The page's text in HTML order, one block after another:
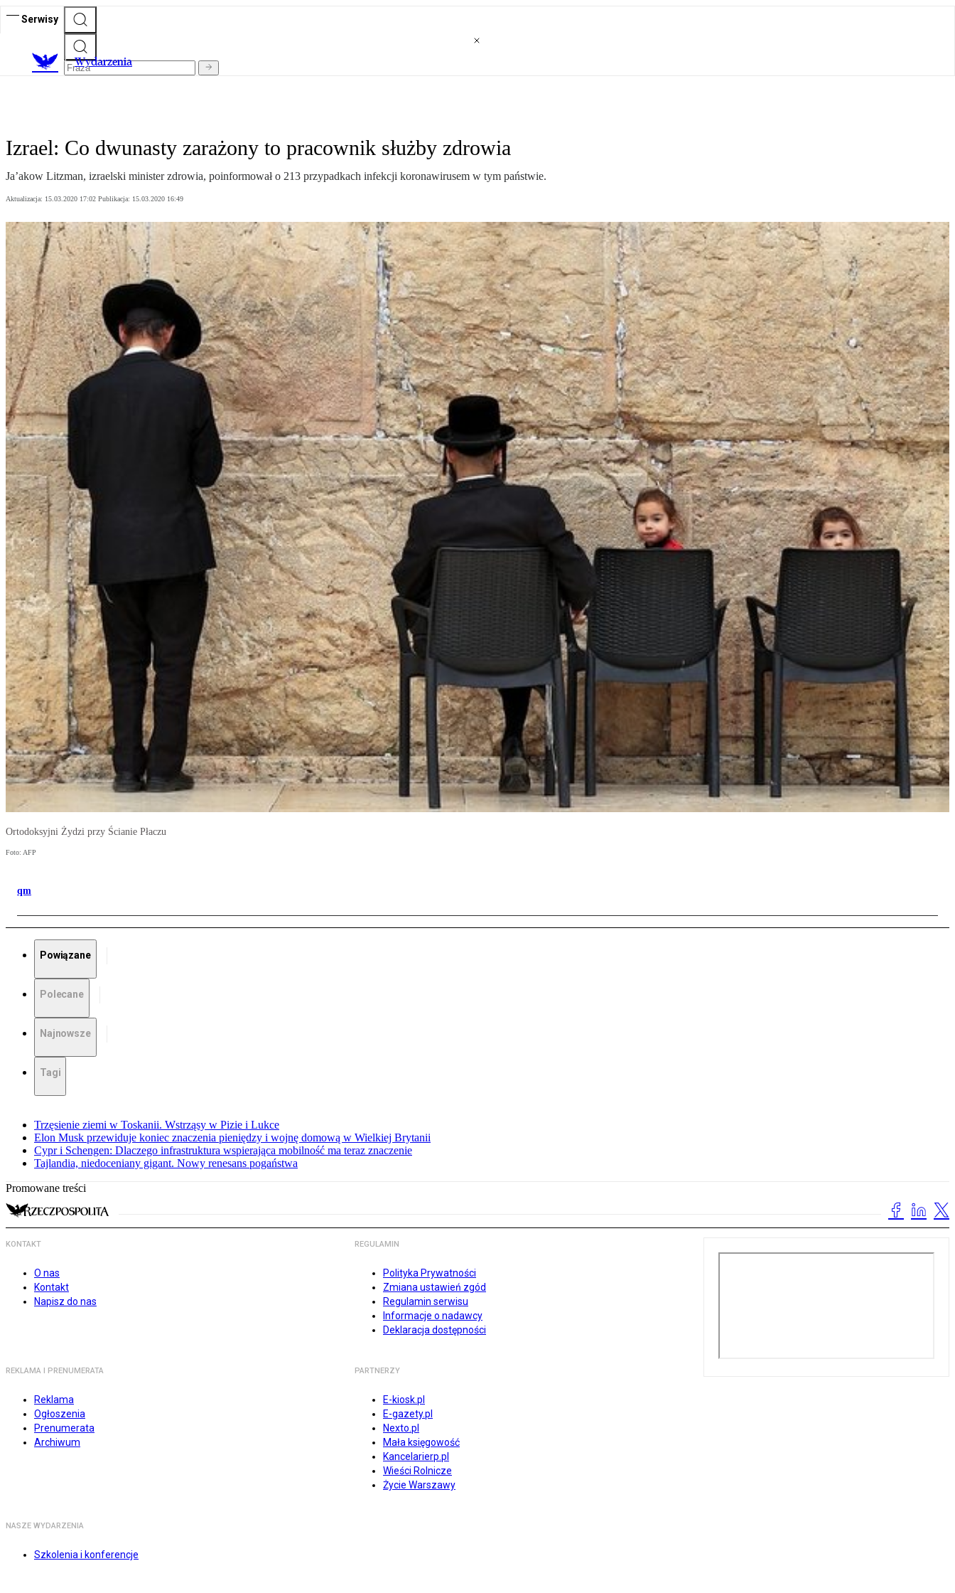
Serwisy
Wydarzenia
Izrael: Co dwunasty zarażony to pracownik służby zdrowia
Ja’akow Litzman, izraelski minister zdrowia, poinformował o 213 przypadkach infekcji koronawirusem w tym państwie.
Aktualizacja: 15.03.2020 17:02 Publikacja: 15.03.2020 16:49
Ortodoksyjni Żydzi przy Ścianie Płaczu
Foto: AFP
qm
Powiązane
Polecane
Najnowsze
Tagi
Trzęsienie ziemi w Toskanii. Wstrząsy w Pizie i Lukce
Elon Musk przewiduje koniec znaczenia pieniędzy i wojnę domową w Wielkiej Brytanii
Cypr i Schengen: Dlaczego infrastruktura wspierająca mobilność ma teraz znaczenie
Tajlandia, niedoceniany gigant. Nowy renesans pogaństwa
Promowane treści
KONTAKT
O nas
Kontakt
Napisz do nas
REGULAMIN
Polityka Prywatności
Zmiana ustawień zgód
Regulamin serwisu
Informacje o nadawcy
Deklaracja dostępności
REKLAMA I PRENUMERATA
Reklama
Ogłoszenia
Prenumerata
Archiwum
PARTNERZY
E-kiosk.pl
E-gazety.pl
Nexto.pl
Mała księgowość
Kancelarierp.pl
Wieści Rolnicze
Życie Warszawy
NASZE WYDARZENIA
Szkolenia i konferencje